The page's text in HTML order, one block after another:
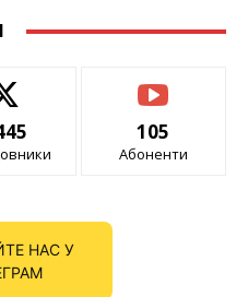
105
Абоненти
НАС У